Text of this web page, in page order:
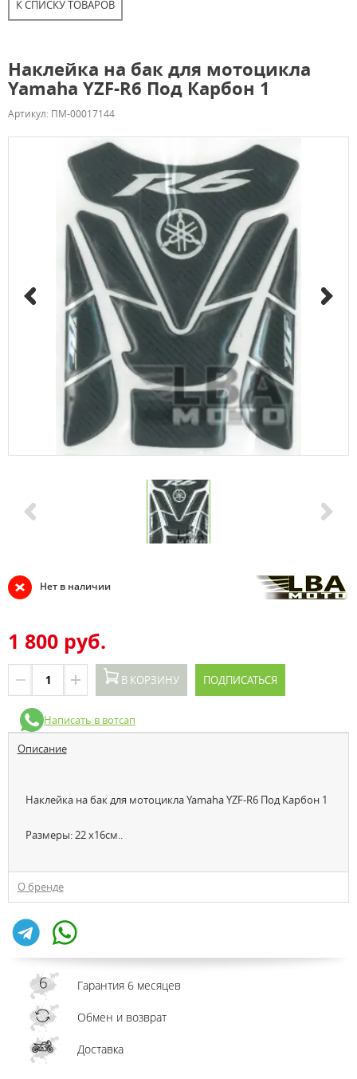
К СПИСКУ ТОВАРОВ
Наклейка на бак для мотоцикла
Yamaha YZF-R6 Под Карбон 1
Артикул: ПМ-00017144
Нет в наличии
1 800 руб.
В КОРЗИНУ ПОДПИСАТЬСЯ
Написать в вотсап
Описание
Наклейка на бак для мотоцикла Yamaha YZF-R6 Под Карбон 1
Размеры: 22 x16см..
О бренде
Гарантия 6 месяцев
Обмен и возврат
Доставка